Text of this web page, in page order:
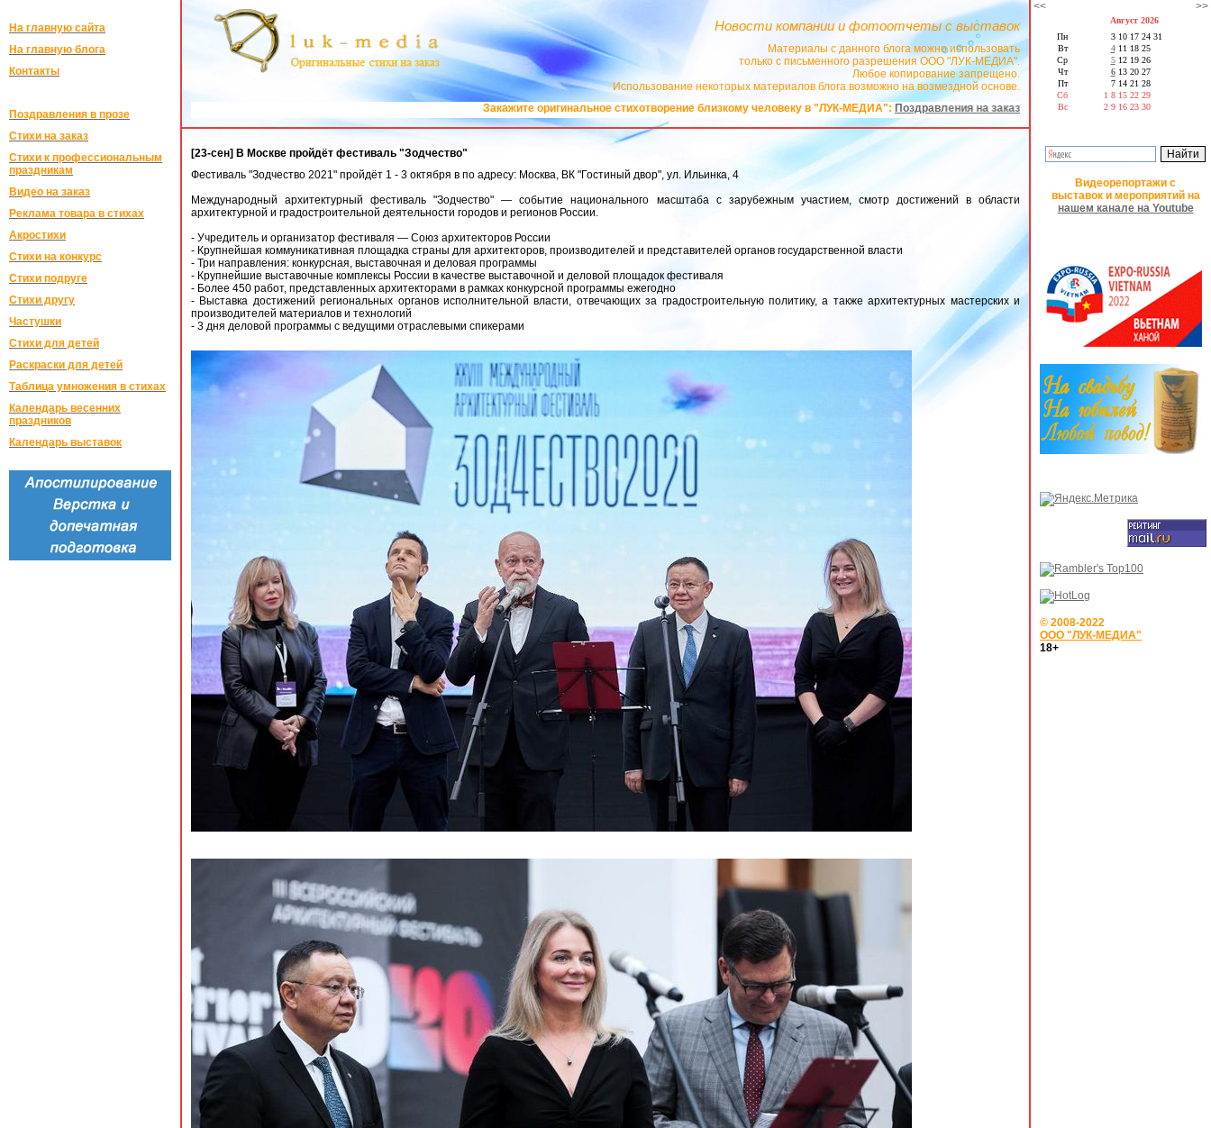
На главную сайта
На главную блога
Контакты
Поздравления в прозе
Стихи на заказ
Стихи к профессиональным
праздникам
Видео на заказ
Реклама товара в стихах
Акростихи
Стихи на конкурс
Стихи подруге
Стихи другу
Частушки
Стихи для детей
Раскраски для детей
Таблица умножения в стихах
Календарь весенних
праздников
Календарь выставок
Новости компании и фотоотчеты с выставок
Материалы с данного блога можно использовать
только с письменного разрешения ООО "ЛУК-МЕДИА".
Любое копирование запрещено.
Использование некоторых материалов блога возможно на возмездной основе.
Закажите оригинальное стихотворение близкому человеку в "ЛУК-МЕДИА":Поздравления на заказ в стихах
[23-сен] В Москве пройдёт фестиваль "Зодчество"
Фестиваль "Зодчество 2021" пройдёт 1 - 3 октября в по адресу: Москва, ВК "Гостиный двор", ул. Ильинка, 4
Международный архитектурный фестиваль "Зодчество" — событие национального масштаба с зарубежным участием, смотр достижений в области
архитектурной и градостроительной деятельности городов и регионов России.
- Учредитель и организатор фестиваля — Союз архитекторов России
- Крупнейшая коммуникативная площадка страны для архитекторов, производителей и представителей органов государственной власти
- Три направления: конкурсная, выставочная и деловая программы
- Крупнейшие выставочные комплексы России в качестве выставочной и деловой площадок фестиваля
- Более 450 работ, представленных архитекторами в рамках конкурсной программы ежегодно
- Выставка достижений региональных органов исполнительной власти, отвечающих за градостроительную политику, а также архитектурных мастерских и
производителей материалов и технологий
- 3 дня деловой программы с ведущими отраслевыми спикерами
<< >>
Август 2026
Пн
Вт
Ср
Чт
Пт
Сб
Вс
3 10 17 24 31
4 11 18 25
5 12 19 26
6 13 20 27
7 14 21 28
1 8 15 22 29
2 9 16 23 30
Видеорепортажи с
выставок и мероприятий на
нашем канале на Youtube
© 2008-2022
ООО "ЛУК-МЕДИА"
18+